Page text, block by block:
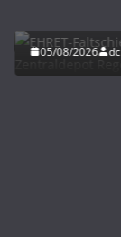
05/08/2026 dc